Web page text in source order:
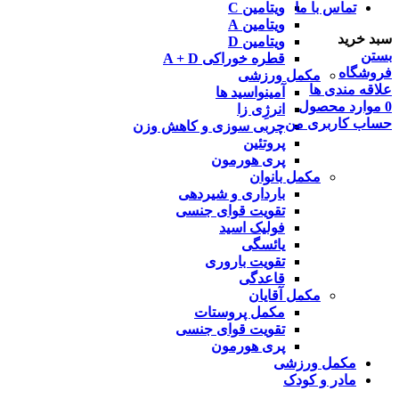
ویتامین C
ویتامین A
ویتامین D
قطره خوراکی A + D
مکمل ورزشی
آمینواسید ها
انرژِی زا
چربی سوزی و کاهش وزن
پروتئین
پری هورمون
مکمل بانوان
بارداری و شیردهی
تقویت قوای جنسی
فولیک اسید
یائسگی
تقویت باروری
قاعدگی
مکمل آقایان
مکمل پروستات
تقویت قوای جنسی
پری هورمون
مکمل ورزشی
مادر و کودک
تماس با ما
سبد خرید
بستن
فروشگاه
علاقه مندی ها
0 موارد محصول
حساب کاربری من